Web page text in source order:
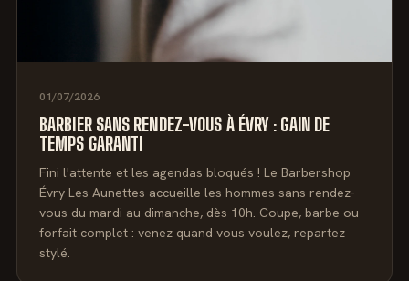
01/07/2026
BARBIER SANS RENDEZ-VOUS À ÉVRY : GAIN DE
TEMPS GARANTI
Fini l'attente et les agendas bloqués ! Le Barbershop
Évry Les Aunettes accueille les hommes sans rendez-
vous du mardi au dimanche, dès 10h. Coupe, barbe ou
forfait complet : venez quand vous voulez, repartez
stylé.